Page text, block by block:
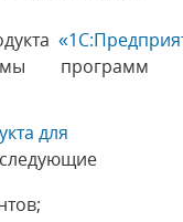
программ
для